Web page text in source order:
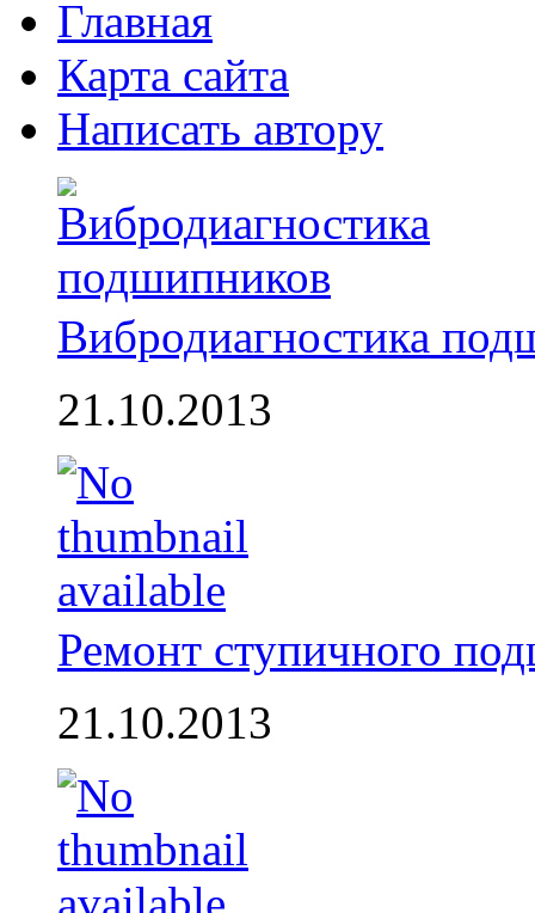
Главная
Карта сайта
Написать автору
Вибродиагностика
21.10.2013
Ремонт ступичного
21.10.2013